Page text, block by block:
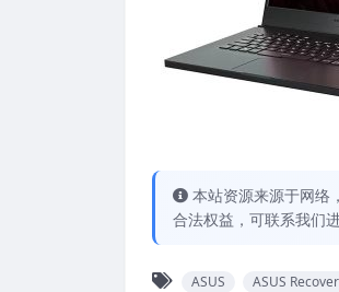
本站资源来源于网络
合法权益，可联系我们进
ASUS ASUS